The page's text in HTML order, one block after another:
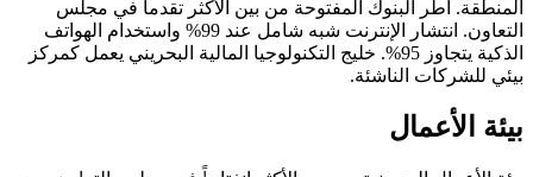
المنطقة. أطر البنوك المفتوحة من بين الأكثر تقدماً في مجلس
التعاون. انتشار الإنترنت شبه شامل عند 99% واستخدام الهواتف
الذكية يتجاوز 95%. خليج التكنولوجيا المالية البحريني يعمل كمركز
بيئي للشركات الناشئة.
بيئة الأعمال